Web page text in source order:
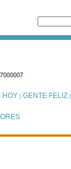
HOY | GENTE FELIZ|